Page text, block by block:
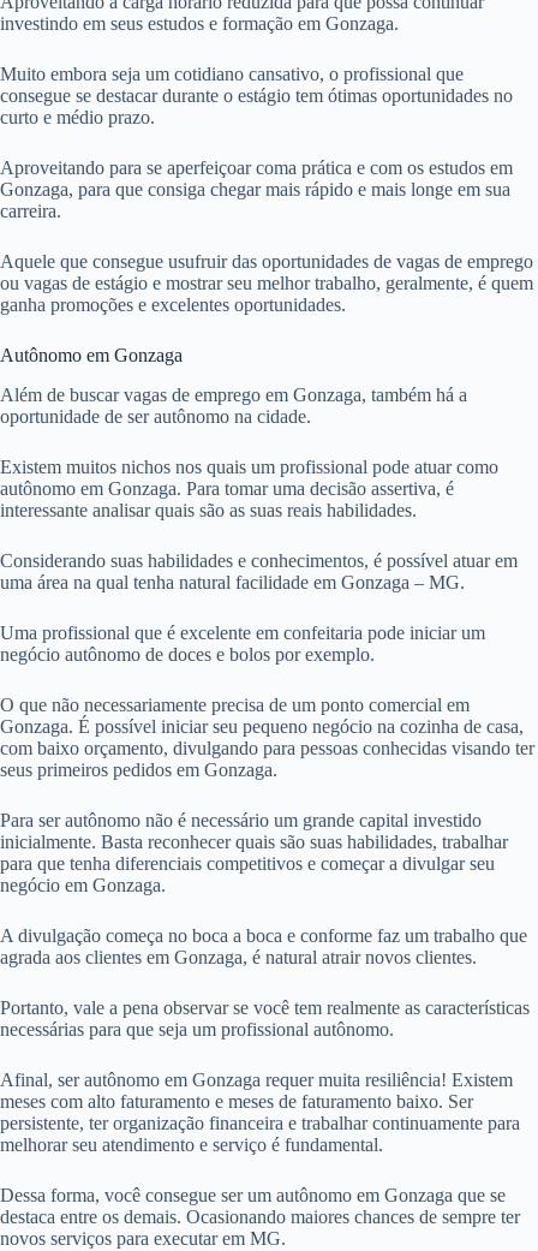
investindo em seus estudos e formação em Gonzaga.
Muito embora seja um cotidiano cansativo, o profissional que
consegue se destacar durante o estágio tem ótimas oportunidades no
curto e médio prazo.
Aproveitando para se aperfeiçoar coma prática e com os estudos em
Gonzaga, para que consiga chegar mais rápido e mais longe em sua
carreira.
Aquele que consegue usufruir das oportunidades de vagas de emprego
ou vagas de estágio e mostrar seu melhor trabalho, geralmente, é quem
ganha promoções e excelentes oportunidades.
Autônomo em Gonzaga
Além de buscar vagas de emprego em Gonzaga, também há a
oportunidade de ser autônomo na cidade.
Existem muitos nichos nos quais um profissional pode atuar como
autônomo em Gonzaga. Para tomar uma decisão assertiva, é
interessante analisar quais são as suas reais habilidades.
Considerando suas habilidades e conhecimentos, é possível atuar em
uma área na qual tenha natural facilidade em Gonzaga – MG.
Uma profissional que é excelente em confeitaria pode iniciar um
negócio autônomo de doces e bolos por exemplo.
O que não necessariamente precisa de um ponto comercial em
Gonzaga. É possível iniciar seu pequeno negócio na cozinha de casa,
com baixo orçamento, divulgando para pessoas conhecidas visando ter
seus primeiros pedidos em Gonzaga.
Para ser autônomo não é necessário um grande capital investido
inicialmente. Basta reconhecer quais são suas habilidades, trabalhar
para que tenha diferenciais competitivos e começar a divulgar seu
negócio em Gonzaga.
A divulgação começa no boca a boca e conforme faz um trabalho que
agrada aos clientes em Gonzaga, é natural atrair novos clientes.
Portanto, vale a pena observar se você tem realmente as características
necessárias para que seja um profissional autônomo.
Afinal, ser autônomo em Gonzaga requer muita resiliência! Existem
meses com alto faturamento e meses de faturamento baixo. Ser
persistente, ter organização financeira e trabalhar continuamente para
melhorar seu atendimento e serviço é fundamental.
Dessa forma, você consegue ser um autônomo em Gonzaga que se
destaca entre os demais. Ocasionando maiores chances de sempre ter
novos serviços para executar em MG.